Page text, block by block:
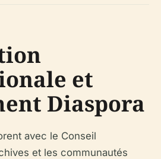
et
Diaspora
avec le Conseil
et les communautés